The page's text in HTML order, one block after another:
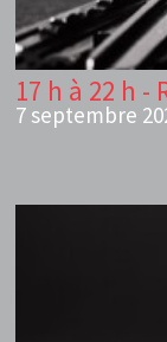
17 h à 22 h -
7 septembre